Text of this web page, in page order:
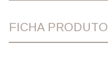
FICHA PRODUTO